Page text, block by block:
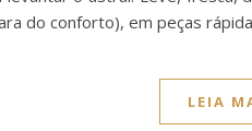
do conforto), em peças
LEIA